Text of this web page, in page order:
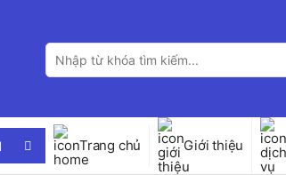
Tìm
kiếm:
Trang chủ Giới thiệu